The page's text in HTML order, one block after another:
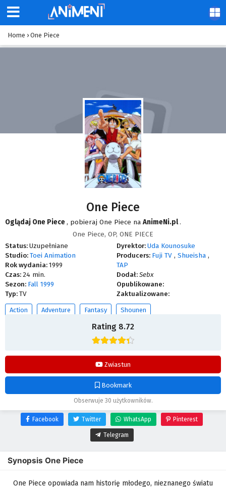
Home › One Piece
Rating 8.72
Zwiastun
Bookmark
Obserwuje 30 użytkowników.
One Piece
Oglądaj One Piece, pobieraj One Piece na AnimeNi.pl.
One Piece, OP, ONE PIECE
Status:Uzupełniane
Studio:Toei Animation
Rok wydania:1999
Czas:24 min.
Sezon: Fall 1999
Typ:TV
Dyrektor:Uda Kounosuke
Producers: Fuji TV,Shueisha,
TAP
Dodał:Sebx
Opublikowane:
Zaktualizowane:
Action Adventure Fantasy Shounen
Facebook Twitter WhatsApp Pinterest
Telegram
Synopsis One Piece
One Piece opowiada nam historię młodego, nieznanego światu